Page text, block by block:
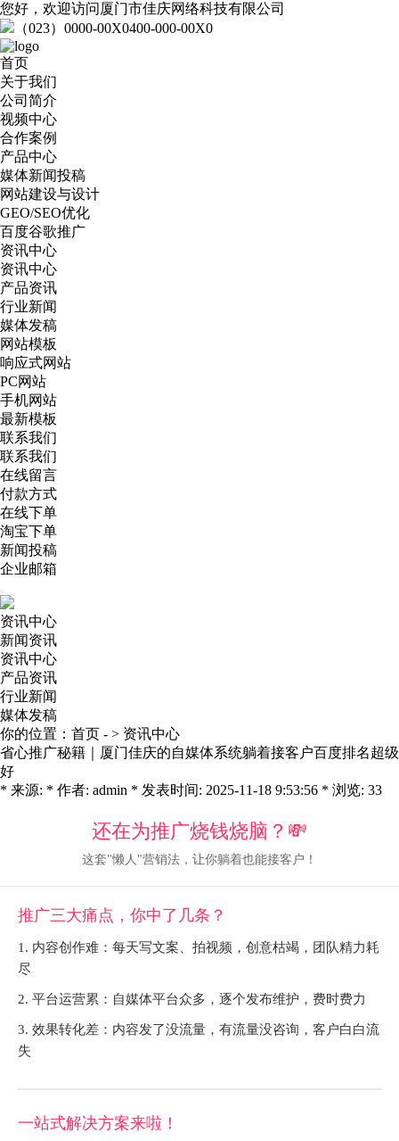
您好，欢迎访问厦门市佳庆网络科技有限公司
（023）0000-00X0400-000-00X0
首页
关于我们
公司简介
视频中心
合作案例
产品中心
媒体新闻投稿
网站建设与设计
GEO/SEO优化
百度谷歌推广
资讯中心
资讯中心
产品资讯
行业新闻
媒体发稿
网站模板
响应式网站
PC网站
手机网站
最新模板
联系我们
联系我们
在线留言
付款方式
在线下单
淘宝下单
新闻投稿
企业邮箱
资讯中心
新闻资讯
资讯中心
产品资讯
行业新闻
媒体发稿
你的位置： 首页 - > 资讯中心
省心推广秘籍｜厦门佳庆的自媒体系统躺着接客户百度排名超级
好
* 来源: * 作者: admin * 发表时间: 2025-11-18 9:53:56 * 浏览: 33
还在为推广烧钱烧脑？💸
这套"懒人"营销法，让你躺着也能接客户！
推广三大痛点，你中了几条？
1. 内容创作难：每天写文案、拍视频，创意枯竭，团队精力耗
尽
2. 平台运营累：自媒体平台众多，逐个发布维护，费时费力
3. 效果转化差：内容发了没流量，有流量没咨询，客户白白流
失
一站式解决方案来啦！